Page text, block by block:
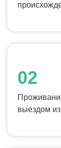
выездом